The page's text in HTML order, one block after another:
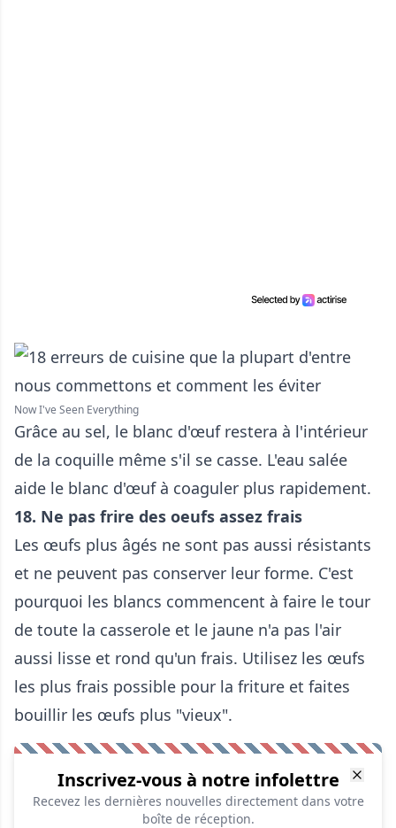
Now I've Seen Everything
Grâce au sel, le blanc d'œuf restera à l'intérieur
de la coquille même s'il se casse. L'eau salée
aide le blanc d'œuf à coaguler plus rapidement.
18. Ne pas frire des oeufs assez frais
Les œufs plus âgés ne sont pas aussi résistants
et ne peuvent pas conserver leur forme. C'est
pourquoi les blancs commencent à faire le tour
de toute la casserole et le jaune n'a pas l'air
aussi lisse et rond qu'un frais. Utilisez les œufs
les plus frais possible pour la friture et faites
bouillir les œufs plus "vieux".
Inscrivez-vous à notre infolettre
Recevez les dernières nouvelles directement dans votre
boîte de réception.